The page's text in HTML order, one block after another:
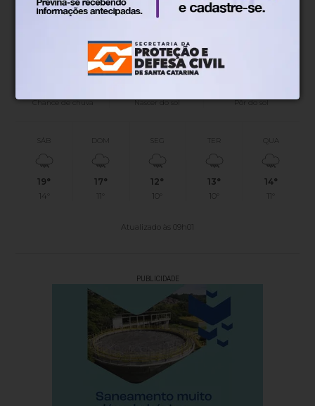
Vento
Chance de chuva
Nascer do sol Pôr do sol
SÁB
19°
14°
DOM
17°
11°
SEG
12°
10°
TER
13°
10°
QUA
14°
11°
Atualizado às 09h01
PUBLICIDADE